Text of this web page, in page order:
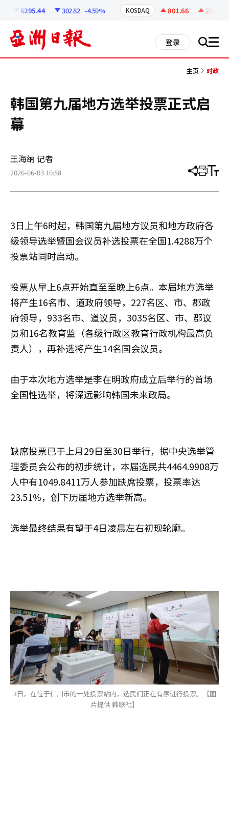
6295.44 302.82 -4.59% KOSDAQ 801.66 2.07
登录 搜 all
主页 时政
韩国第九届地方选举投票正式启
幕
王海纳 记者
2026-06-03 10:58 分
章
打 调
小
3日上午6时起，韩国第九届地方议员和地方政府各
级领导选举暨国会议员补选投票在全国1.4288万个
投票站同时启动。
投票从早上6点开始直至至晚上6点。本届地方选举
将产生16名市、道政府领导，227名区、市、郡政
府领导，933名市、道议员，3035名区、市、郡议
员和16名教育监（各级行政区教育行政机构最高负
责人），再补选将产生14名国会议员。
由于本次地方选举是李在明政府成立后举行的首场
全国性选举，将深远影响韩国未来政局。
缺席投票已于上月29日至30日举行，据中央选举管
理委员会公布的初步统计，本届选民共4464.9908万
人中有1049.8411万人参加缺席投票，投票率达
23.51%，创下历届地方选举新高。
选举最终结果有望于4日凌晨左右初现轮廓。
3日，在位于仁川市的一处投票站内，选民们正在有序进行投票。【图
片提供 韩联社】